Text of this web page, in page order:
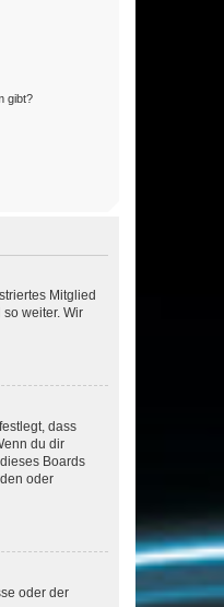
gibt?
Mitglied
weiter. Wir
dass
du dir
Boards
oder
oder der